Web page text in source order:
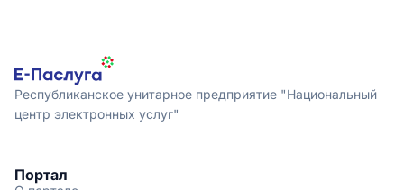
Республиканское унитарное предприятие "Национальный
центр электронных услуг"
Портал